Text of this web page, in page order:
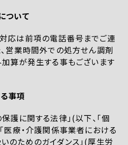
ついて
応は前項の電話番号までご連
営業時間外での処方せん調剤
加算が発生する事もございます
事項
護に関する法律」(以下、「個
医療・介護関係事業者における
のためのガイダンス」(厚生労